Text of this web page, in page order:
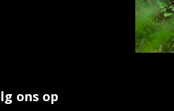
ons op